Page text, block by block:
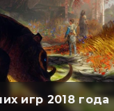
игр 2018 года